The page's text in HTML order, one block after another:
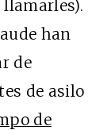
llamarles).
han
de
de asilo
de